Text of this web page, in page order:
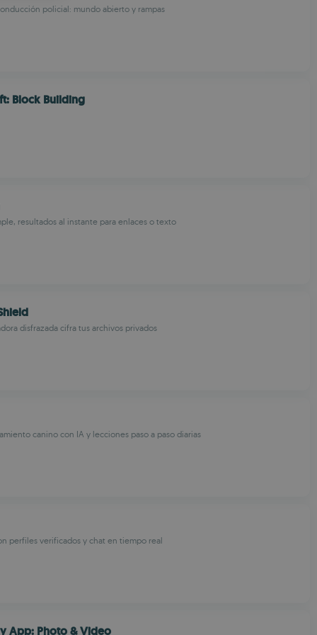
policial: mundo abierto y rampas
Block Building
resultados al instante para enlaces o texto
disfrazada cifra tus archivos privados
canino con IA y lecciones paso a paso diarias
perfiles verificados y chat en tiempo real
App: Photo & Video